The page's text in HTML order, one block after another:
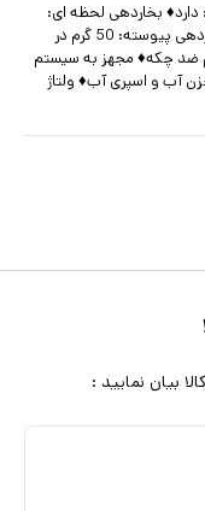
دارد♦ بخاردهی لحظه ای:
280 گرم در دقیقه♦ بخاردهی پیوسته: 50 گرم در
ضد چکه♦ مجهز به سیستم
آب و اسپری آب♦ ولتاژ
بیان نمایید :